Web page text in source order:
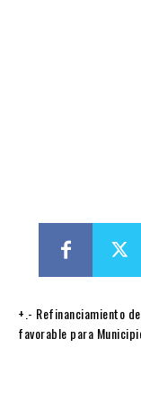
+.- Refinanciamiento
favorable para